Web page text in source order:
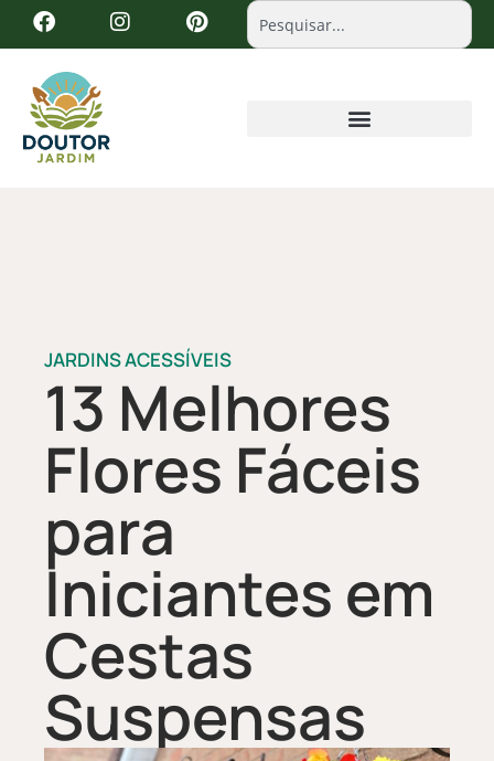
JARDINS ACESSÍVEIS
13 Melhores
Flores Fáceis
para
Iniciantes em
Cestas
Suspensas